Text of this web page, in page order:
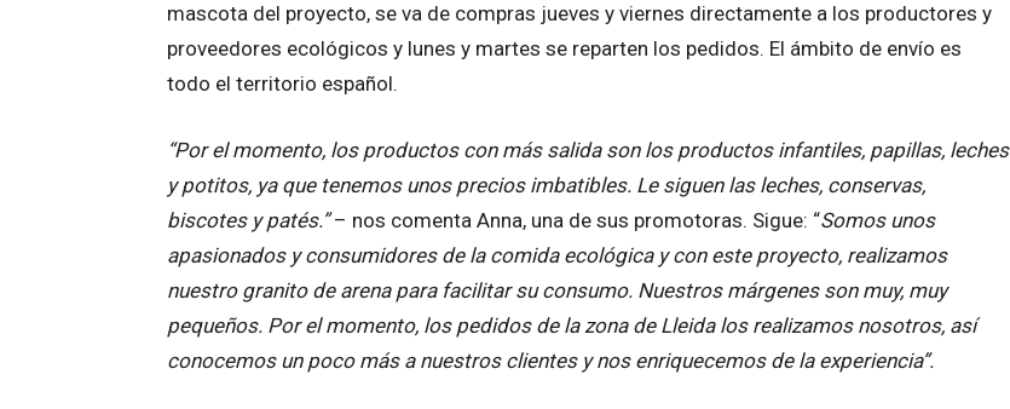
mascota del proyecto, se va de compras jueves y viernes directamente a los productores y
proveedores ecológicos y lunes y martes se reparten los pedidos. El ámbito de envío es
todo el territorio español.
“Por el momento, los productos con más salida son los productos infantiles, papillas, leches
y potitos, ya que tenemos unos precios imbatibles. Le siguen las leches, conservas,
biscotes y patés.”– nos comenta Anna, una de sus promotoras. Sigue: “Somos unos
apasionados y consumidores de la comida ecológica y con este proyecto, realizamos
nuestro granito de arena para facilitar su consumo. Nuestros márgenes son muy, muy
pequeños. Por el momento, los pedidos de la zona de Lleida los realizamos nosotros, así
conocemos un poco más a nuestros clientes y nos enriquecemos de la experiencia”.